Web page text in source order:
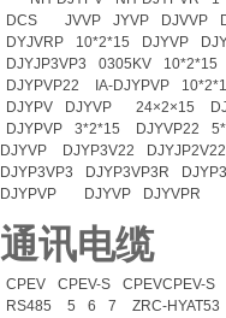
DCS
JVVP JYVP DJVVP
DYJVRP
10*2*15 DJYVP
DJYJP3VP3
0305KV
10*2*15
DJYPVP22
IA-DJYPVP
DJYPV
DJYVP 24×2×15
DJYPVP
3*2*15 DJYVP22
DJYVP
DJYP3V22
DJYJP2V22
DJYP3VP3
DJYP3VP3R
DJYPVP
DJYVP DJYVPR
通讯电缆
CPEV CPEV-S
CPEVCPEV-S
RS485
5 6 7
ZRC-HYAT53